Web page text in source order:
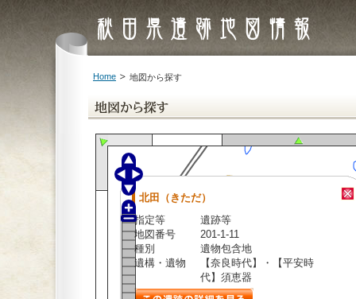
Home 地図から探す
北田（きただ）
指定等
遺跡等
地図番号
201-1-11
種別
遺物包含地
遺構・遺物
【奈良時代】・【平安時
代】須恵器